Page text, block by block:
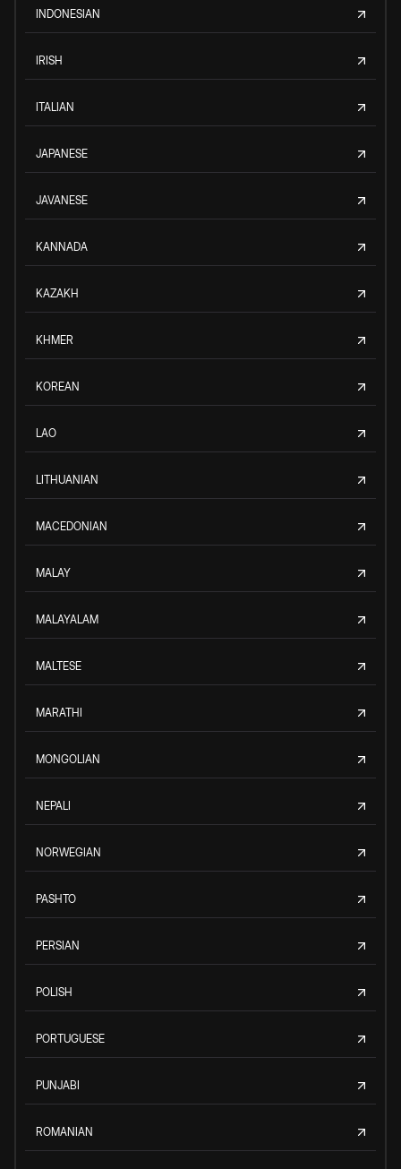
INDONESIAN
IRISH
ITALIAN
JAPANESE
JAVANESE
KANNADA
KAZAKH
KHMER
KOREAN
LAO
LITHUANIAN
MACEDONIAN
MALAY
MALAYALAM
MALTESE
MARATHI
MONGOLIAN
NEPALI
NORWEGIAN
PASHTO
PERSIAN
POLISH
PORTUGUESE
PUNJABI
ROMANIAN